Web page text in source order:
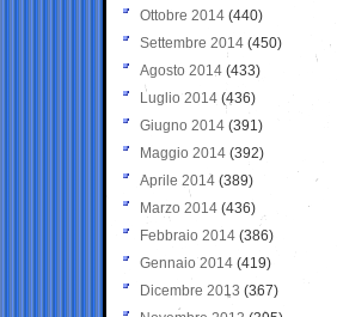
Ottobre 2014 (440)
Settembre 2014 (450)
Agosto 2014 (433)
Luglio 2014 (436)
Giugno 2014 (391)
Maggio 2014 (392)
Aprile 2014 (389)
Marzo 2014 (436)
Febbraio 2014 (386)
Gennaio 2014 (419)
Dicembre 2013 (367)